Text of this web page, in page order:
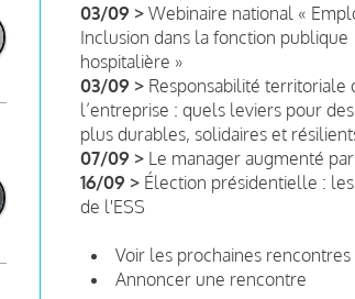
03/09 > Webinaire national «
Inclusion dans la fonction publique
hospitalière »
03/09 > Responsabilité territoriale
l’entreprise : quels leviers pour
plus durables, solidaires et
07/09 > Le manager augmenté
16/09 > Élection présidentielle :
de l'ESS
Voir les prochaines rencontres
Annoncer une rencontre